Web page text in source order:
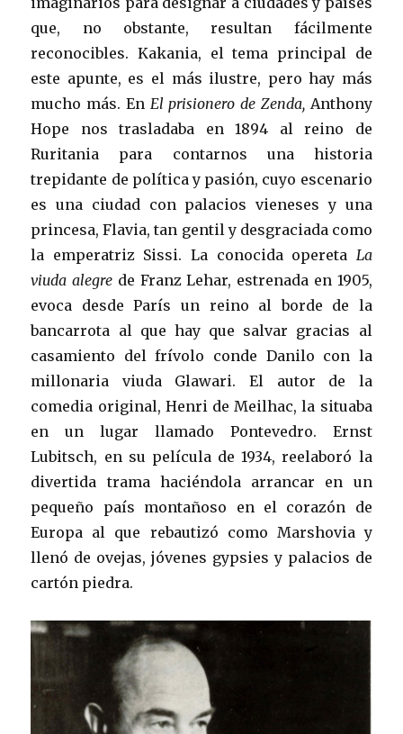
que, no obstante, resultan fácilmente
reconocibles. Kakania, el tema principal de
este apunte, es el más ilustre, pero hay más
mucho más. En El prisionero de Zenda,Anthony
Hope nos trasladaba en 1894 al reino de
Ruritania para contarnos una historia
trepidante de política y pasión, cuyo escenario
es una ciudad con palacios vieneses y una
princesa, Flavia, tan gentil y desgraciada como
la emperatriz Sissi. La conocida opereta La
viuda alegre de Franz Lehar, estrenada en 1905,
evoca desde París un reino al borde de la
bancarrota al que hay que salvar gracias al
casamiento del frívolo conde Danilo con la
millonaria viuda Glawari. El autor de la
comedia original, Henri de Meilhac, la situaba
en un lugar llamado Pontevedro. Ernst
Lubitsch, en su película de 1934, reelaboró la
divertida trama haciéndola arrancar en un
pequeño país montañoso en el corazón de
Europa al que rebautizó como Marshovia y
llenó de ovejas, jóvenes gypsies y palacios de
cartón piedra.